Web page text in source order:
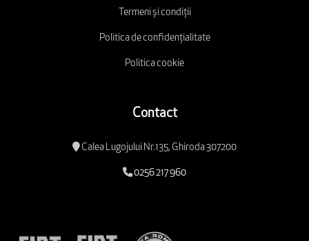
Termeni și condiții
Politica de confidențialitate
Politica cookie
Contact
Calea Lugojului Nr.135, Ghiroda 307200
0256 217 960